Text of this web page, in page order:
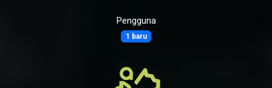
Pengguna
1 baru